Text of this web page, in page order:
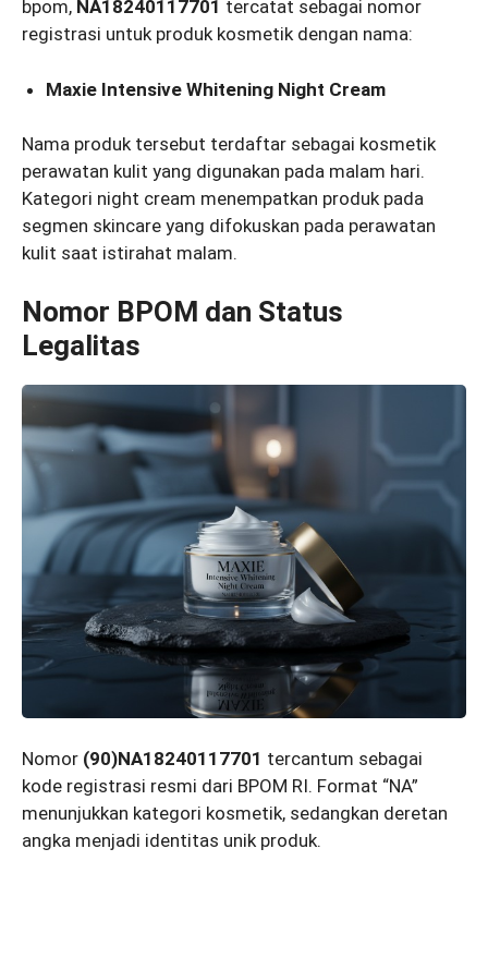
bpom, NA18240117701 tercatat sebagai nomor
registrasi untuk produk kosmetik dengan nama:
Maxie Intensive Whitening Night Cream
Nama produk tersebut terdaftar sebagai kosmetik
perawatan kulit yang digunakan pada malam hari.
Kategori night cream menempatkan produk pada
segmen skincare yang difokuskan pada perawatan
kulit saat istirahat malam.
Nomor BPOM dan Status
Legalitas
Nomor (90)NA18240117701 tercantum sebagai
kode registrasi resmi dari BPOM RI. Format “NA”
menunjukkan kategori kosmetik, sedangkan deretan
angka menjadi identitas unik produk.